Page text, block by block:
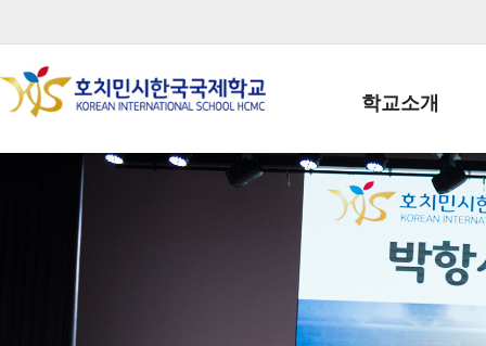
학교소개
학교장인사말
학생회장인사말
학교상징
학교 CI